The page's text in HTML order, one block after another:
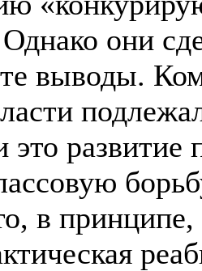
они
выводы.
развитие
в